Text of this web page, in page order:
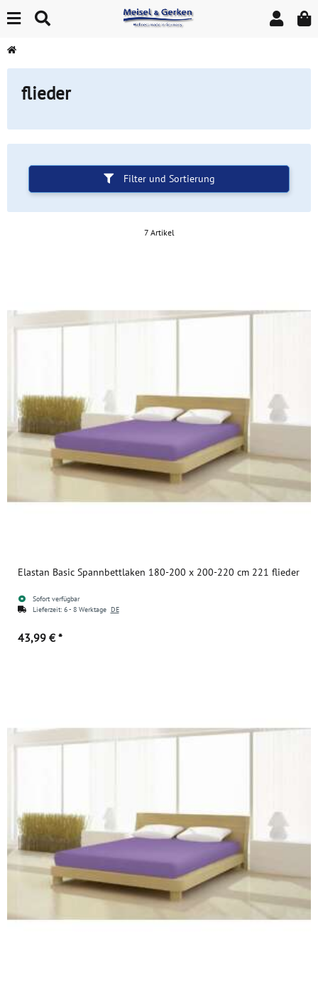
flieder
Filter und Sortierung
7 Artikel
Elastan Basic Spannbettlaken 180-200 x 200-220 cm 221 flieder
Sofort verfügbar
Lieferzeit: 6 - 8 Werktage DE
43,99 € *